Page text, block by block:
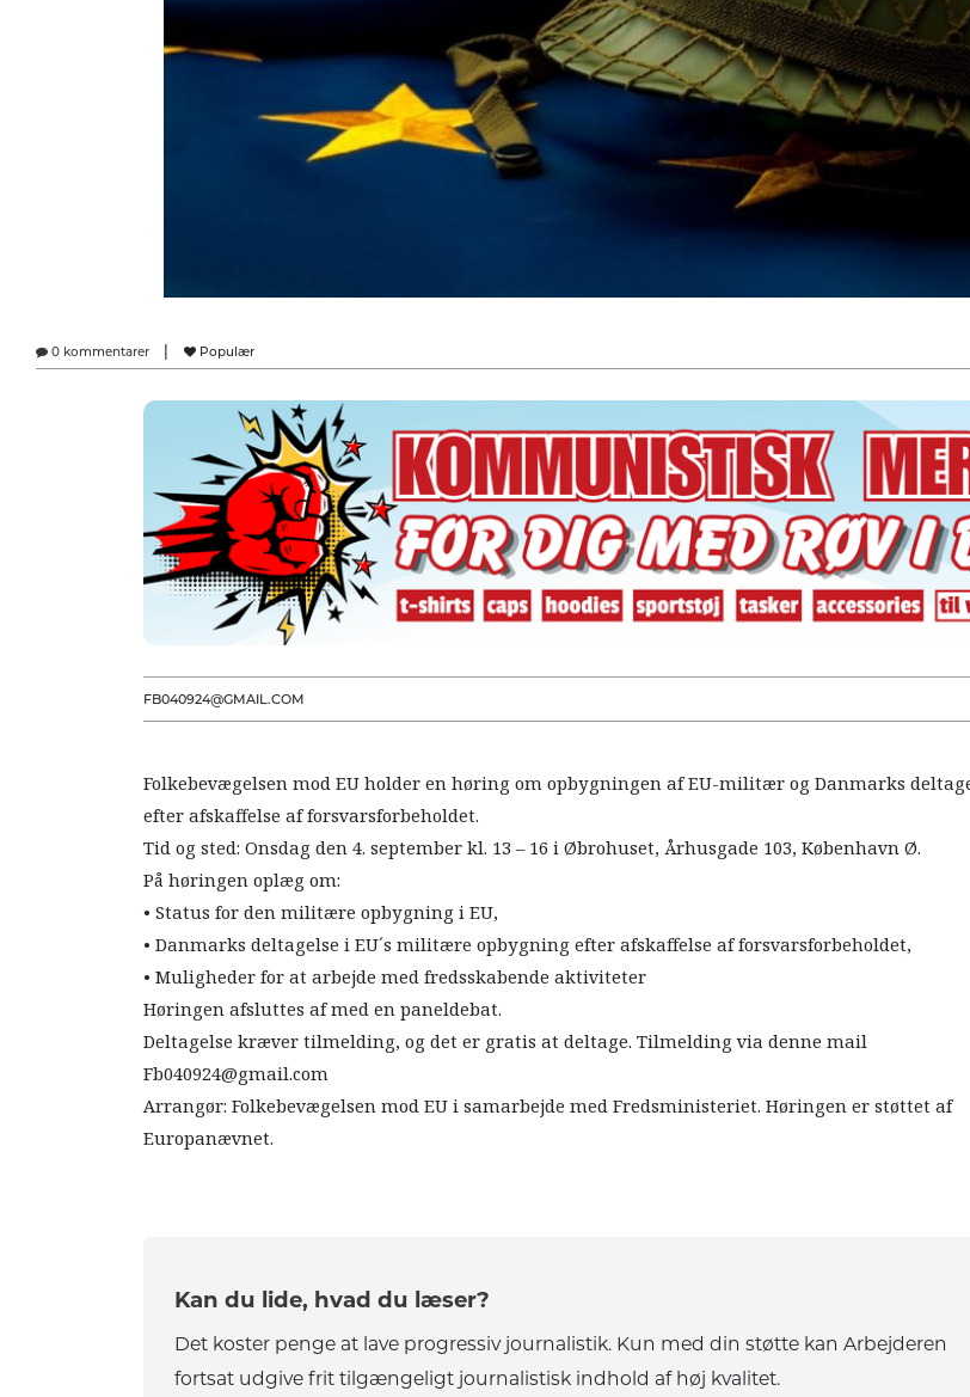
0 kommentarer Populær
FB040924@GMAIL.COM
Folkebevægelsen mod EU holder en høring om opbygningen af EU-militær og Danmarks
efter afskaffelse af forsvarsforbeholdet.
Tid og sted: Onsdag den 4. september kl. 13 – 16 i Øbrohuset, Århusgade 103, København Ø.
På høringen oplæg om:
• Status for den militære opbygning i EU,
• Danmarks deltagelse i EU´s militære opbygning efter afskaffelse af forsvarsforbeholdet,
• Muligheder for at arbejde med fredsskabende aktiviteter
Høringen afsluttes af med en paneldebat.
Deltagelse kræver tilmelding, og det er gratis at deltage. Tilmelding via denne mail
Fb040924@gmail.com
Arrangør: Folkebevægelsen mod EU i samarbejde med Fredsministeriet. Høringen er støttet af
Europanævnet.
Kan du lide, hvad du læser?
Det koster penge at lave progressiv journalistik. Kun med din støtte kan Arbejderen
fortsat udgive frit tilgængeligt journalistisk indhold af høj kvalitet.